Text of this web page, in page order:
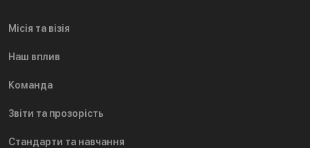
Місія та візія
Наш вплив
Команда
Звіти та прозорість
Стандарти та навчання